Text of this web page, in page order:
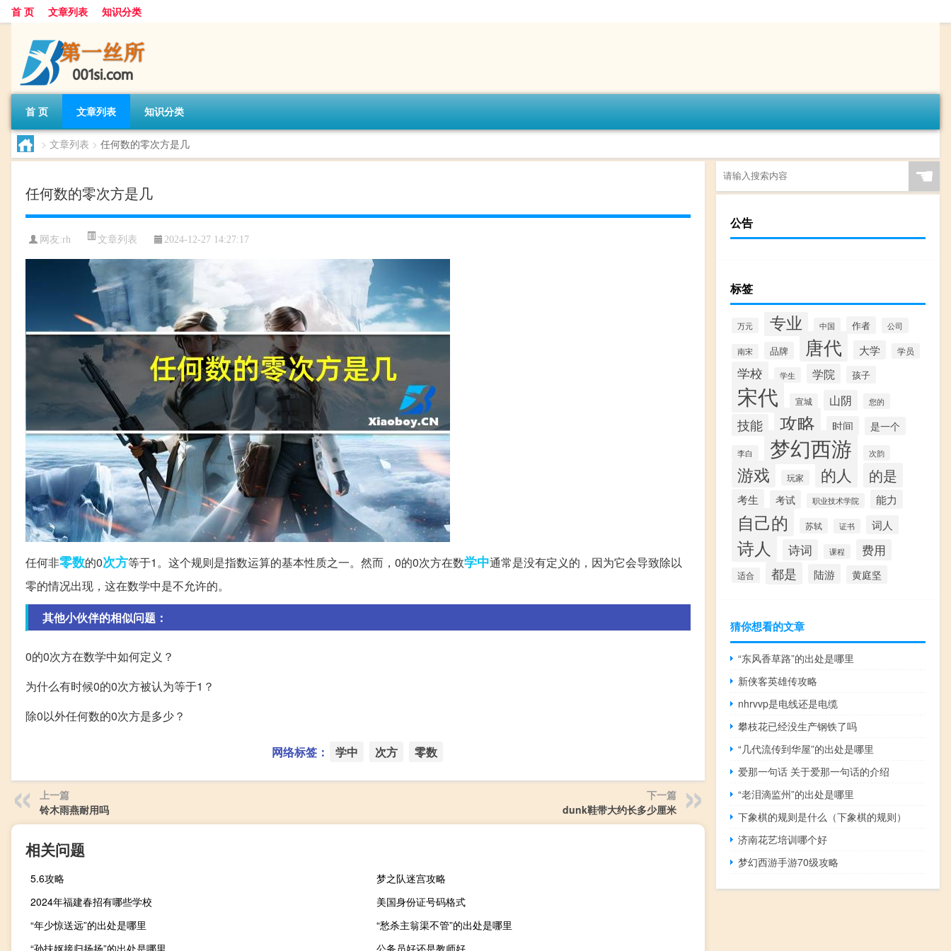
首 页 文章列表 知识分类
首 页 文章列表 知识分类
> 文章列表 > 任何数的零次方是几
任何数的零次方是几
网友:rh 文章列表 2024-12-27 14:27:17
任何非零数的0次方等于1。这个规则是指数运算的基本性质之一。然而，0的0次方在数学中通常是没有定义的，因为它会导致除以
零的情况出现，这在数学中是不允许的。
其他小伙伴的相似问题：
0的0次方在数学中如何定义？
为什么有时候0的0次方被认为等于1？
除0以外任何数的0次方是多少？
网络标签： 学中 次方 零数
上一篇
铃木雨燕耐用吗
下一篇
dunk鞋带大约长多少厘米
相关问题
5.6攻略
梦之队迷宫攻略
2024年福建春招有哪些学校
美国身份证号码格式
“年少惊送远”的出处是哪里
“愁杀主翁渠不管”的出处是哪里
“孙扶妪接归扬扬”的出处是哪里
公务员好还是教师好
☚
公告
标签
万元 专业 中国 作者 公司
南宋 品牌 唐代 大学 学员
学校 学生 学院 孩子
宋代 宣城 山阴 您的
技能 攻略 时间 是一个
李白 梦幻西游 次韵
游戏 玩家 的人 的是
考生 考试 职业技术学院 能力
自己的 苏轼 证书 词人
诗人 诗词 课程 费用
适合 都是 陆游 黄庭坚
猜你想看的文章
“东风香草路”的出处是哪里
新侠客英雄传攻略
nhrvvp是电线还是电缆
攀枝花已经没生产钢铁了吗
“几代流传到华屋”的出处是哪里
爱那一句话 关于爱那一句话的介绍
“老泪滴监州”的出处是哪里
下象棋的规则是什么（下象棋的规则）
济南花艺培训哪个好
梦幻西游手游70级攻略